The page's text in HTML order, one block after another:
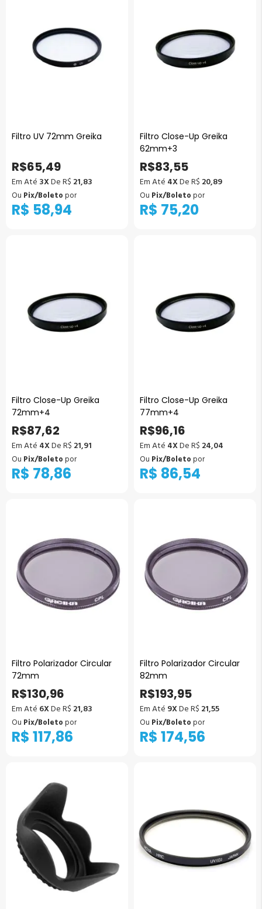
Filtro UV 72mm Greika
R$65,49
Em Até 3XDe R$ 21,83
R$ 58,94
Ou Pix/Boletopor
Filtro Close-Up Greika
62mm+3
R$83,55
Em Até 4XDe R$ 20,89
R$ 75,20
Ou Pix/Boletopor
Filtro Close-Up Greika
72mm+4
R$87,62
Em Até 4XDe R$ 21,91
R$ 78,86
Ou Pix/Boletopor
Filtro Close-Up Greika
77mm+4
R$96,16
Em Até 4XDe R$ 24,04
R$ 86,54
Ou Pix/Boletopor
Filtro Polarizador Circular
72mm
R$130,96
Em Até 6XDe R$ 21,83
R$ 117,86
Ou Pix/Boletopor
Filtro Polarizador Circular
82mm
R$193,95
Em Até 9XDe R$ 21,55
R$ 174,56
Ou Pix/Boletopor